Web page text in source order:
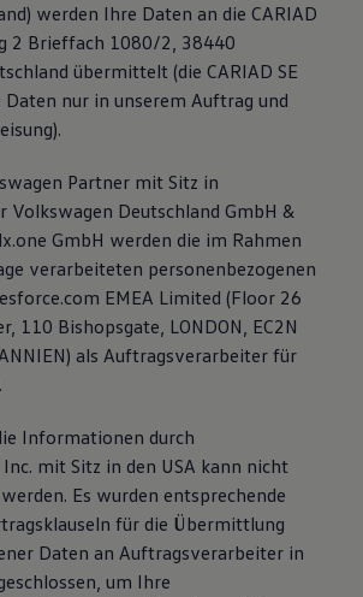
werden Ihre Daten an die CARIAD
2 Brieffach 1080/2, 38440
übermittelt (die CARIAD SE
nur in unserem Auftrag und
Partner mit Sitz in
Volkswagen Deutschland GmbH &
GmbH werden die im Rahmen
verarbeiteten personenbezogenen
EMEA Limited (Floor 26
110 Bishopsgate, LONDON, EC2N
als Auftragsverarbeiter für
Informationen durch
mit Sitz in den USA kann nicht
Es wurden entsprechende
für die Übermittlung
Daten an Auftragsverarbeiter in
um Ihre